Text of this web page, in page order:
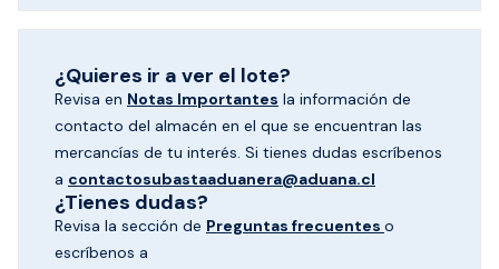
¿Quieres ir a ver el lote?
Revisa en Notas Importantes la información de
contacto del almacén en el que se encuentran las
mercancías de tu interés. Si tienes dudas escríbenos
a contactosubastaaduanera@aduana.cl
¿Tienes dudas?
Revisa la sección de Preguntas frecuentes o
escríbenos a